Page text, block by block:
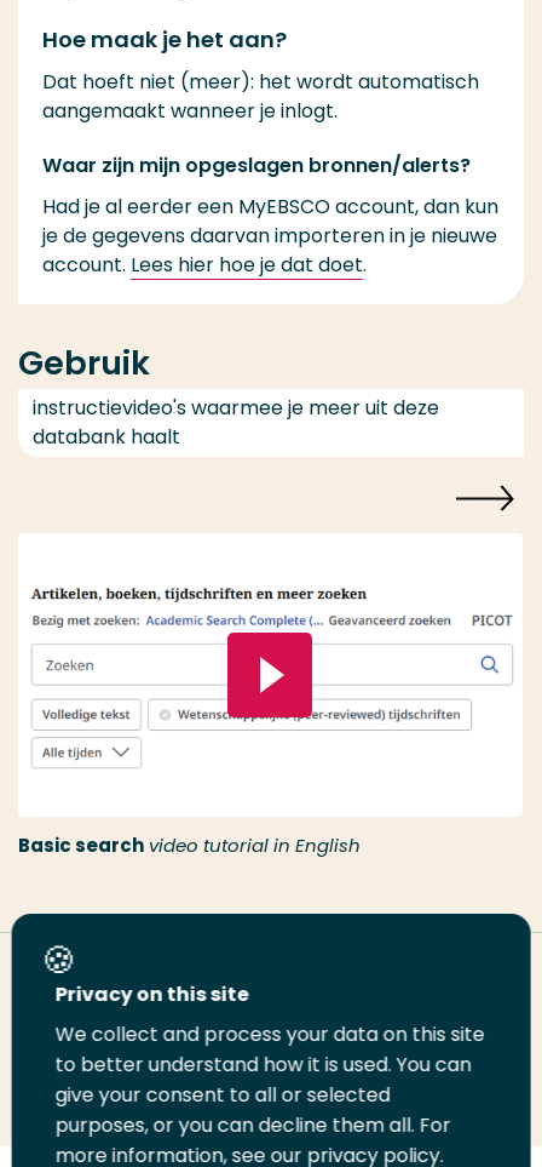
Hoe maak je het aan?
Dat hoeft niet (meer): het wordt automatisch
aangemaakt wanneer je inlogt.
Waar zijn mijn opgeslagen bronnen/alerts?
Had je al eerder een MyEBSCO account, dan kun
je de gegevens daarvan importeren in je nieuwe
account. Lees hier hoe je dat doet.
Gebruik
instructievideo's waarmee je meer uit deze
databank haalt
Basic search video tutorial in English
Deel deze pagina
Deel
LinkedIn
Deel
op
Twitter
Deel
op
Facebook
Email
deze
pagina
Print
deze
pagina
Privacy on this site
We collect and process your data on this site
to better understand how it is used. You can
give your consent to all or selected
purposes, or you can decline them all. For
more information, see our privacy policy.